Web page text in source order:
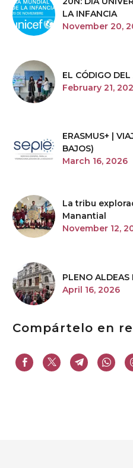
LA INFANCIA
November 20,
EL CÓDIGO
February 21,
ERASMUS+ |
BAJOS)
March 16, 2026
La tribu
Manantial
November 12,
PLENO
April 16, 2026
Compártelo en